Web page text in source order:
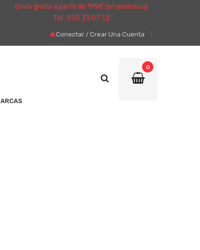
Envío gratis a partir de 199€ (en península)
Tel.: 935 33 07 32
Conectar / Crear Una Cuenta
0